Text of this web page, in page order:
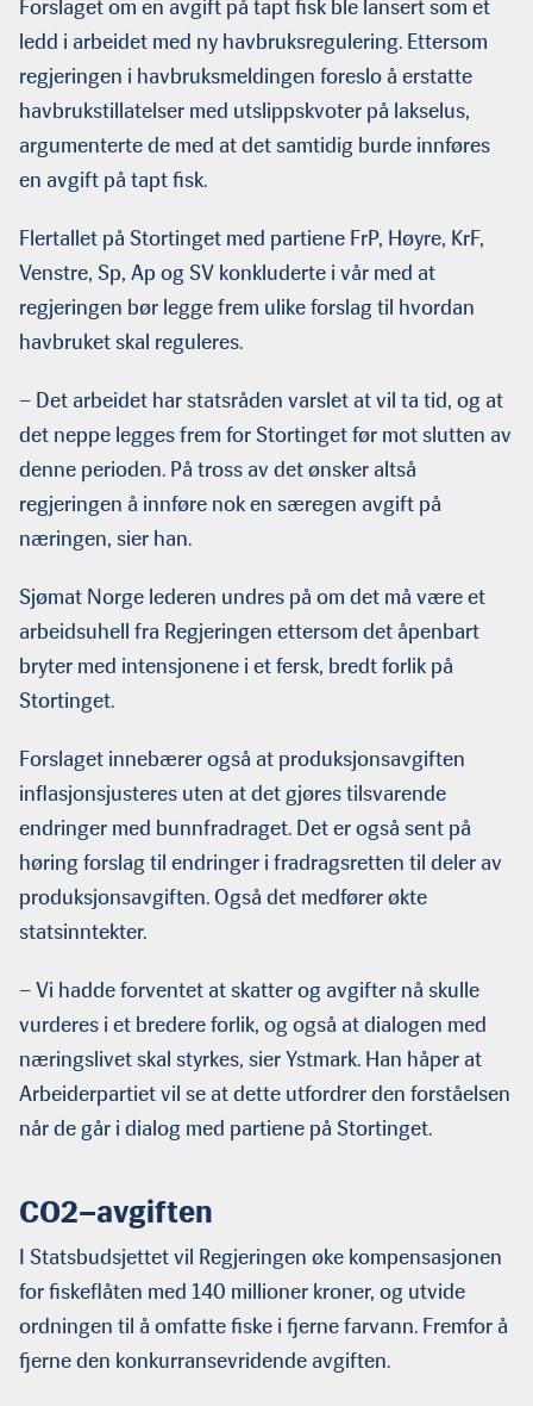
Forslaget om en avgift på tapt fisk ble lansert som et
ledd i arbeidet med ny havbruksregulering. Ettersom
regjeringen i havbruksmeldingen foreslo å erstatte
havbrukstillatelser med utslippskvoter på lakselus,
argumenterte de med at det samtidig burde innføres
en avgift på tapt fisk.
Flertallet på Stortinget med partiene FrP, Høyre, KrF,
Venstre, Sp, Ap og SV konkluderte i vår med at
regjeringen bør legge frem ulike forslag til hvordan
havbruket skal reguleres.
– Det arbeidet har statsråden varslet at vil ta tid, og at
det neppe legges frem for Stortinget før mot slutten av
denne perioden. På tross av det ønsker altså
regjeringen å innføre nok en særegen avgift på
næringen, sier han.
Sjømat Norge lederen undres på om det må være et
arbeidsuhell fra Regjeringen ettersom det åpenbart
bryter med intensjonene i et fersk, bredt forlik på
Stortinget.
Forslaget innebærer også at produksjonsavgiften
inflasjonsjusteres uten at det gjøres tilsvarende
endringer med bunnfradraget. Det er også sent på
høring forslag til endringer i fradragsretten til deler av
produksjonsavgiften. Også det medfører økte
statsinntekter.
– Vi hadde forventet at skatter og avgifter nå skulle
vurderes i et bredere forlik, og også at dialogen med
næringslivet skal styrkes, sier Ystmark. Han håper at
Arbeiderpartiet vil se at dette utfordrer den forståelsen
når de går i dialog med partiene på Stortinget.
CO2–avgiften
I Statsbudsjettet vil Regjeringen øke kompensasjonen
for fiskeflåten med 140 millioner kroner, og utvide
ordningen til å omfatte fiske i fjerne farvann. Fremfor å
fjerne den konkurransevridende avgiften.